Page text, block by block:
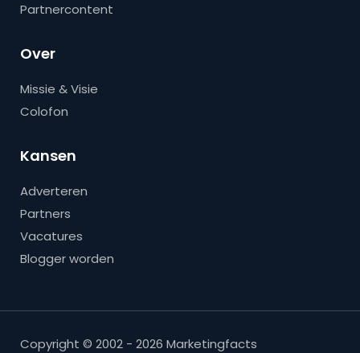
Partnercontent
Over
Missie & Visie
Colofon
Kansen
Adverteren
Partners
Vacatures
Blogger worden
Copyright © 2002 - 2026 Marketingfacts